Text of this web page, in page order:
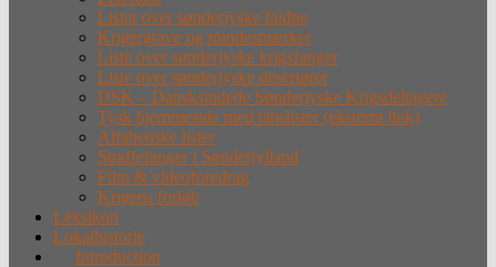
Lister over sønderjyske faldne
Krigergrave og mindesmærker
Liste over sønderjyske krigsfanger
Liste over sønderjyske desertører
DSK – Dansksindede Sønderjyske Krigsdeltagere
Tysk hjemmeside med tabslister (eksternt link)
Alfabetiske lister
Straffefanger i Sønderjylland
Film & videoforedrag
Krigens forløb
Leksikon
Lokalhistorie
Introduction